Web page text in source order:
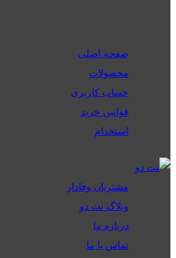
صفحه اصلی
محصولات
حساب کاربری
قوانین خرید
استخدام
مشتریان وفادار
وبلاگ نت دو
درباره ما
تماس با ما